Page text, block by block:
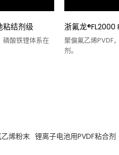
粘结剂级
磷酸铁锂体系在
浙氟龙®FL2000
聚偏氟乙烯PVDF
剂。
烯粉末 锂离子电池用PVDF粘合剂